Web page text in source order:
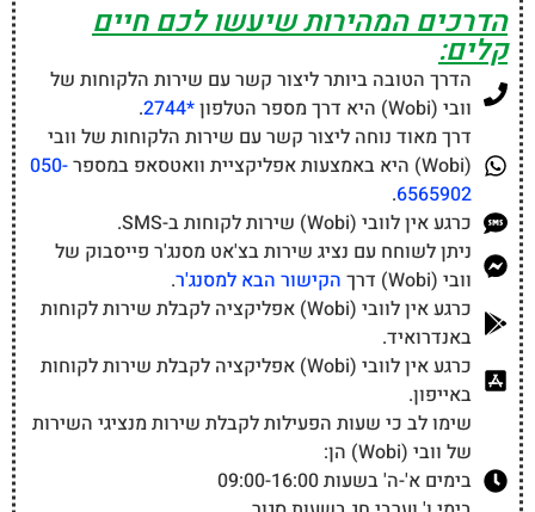
הדרכים המהירות שיעשו לכם חיים
קלים:
הדרך הטובה ביותר ליצור קשר עם שירות הלקוחות של
וובי (Wobi) היא דרך מספר הטלפון
*2744
.
דרך מאוד נוחה ליצור קשר עם שירות הלקוחות של וובי
(Wobi) היא באמצעות אפליקציית וואטסאפ במספר
050-
6565902
.
כרגע אין לוובי (Wobi) שירות לקוחות ב-SMS.
ניתן לשוחח עם נציג שירות בצ'אט מסנג'ר פייסבוק של
וובי (Wobi) דרך
הקישור הבא למסנג'ר.
כרגע אין לוובי (Wobi) אפליקציה לקבלת שירות לקוחות
באנדרואיד.
כרגע אין לוובי (Wobi) אפליקציה לקבלת שירות לקוחות
באייפון.
שימו לב כי שעות הפעילות לקבלת שירות מנציגי השירות
של וובי (Wobi) הן:
בימים א'-ה' בשעות 09:00-16:00